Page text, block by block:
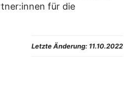
für die
Letzte Änderung: 11.10.2022